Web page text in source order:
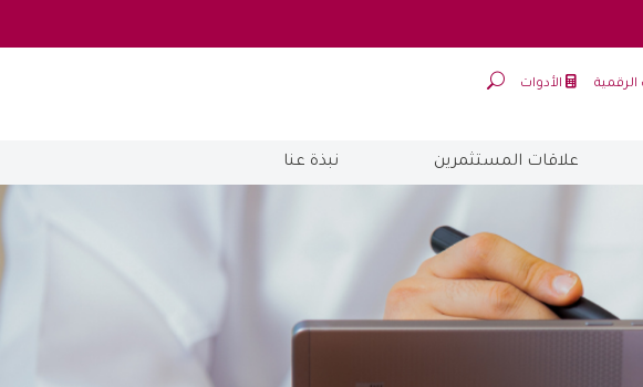
الأدوات
علاقات المستثمرين نبذة عنا